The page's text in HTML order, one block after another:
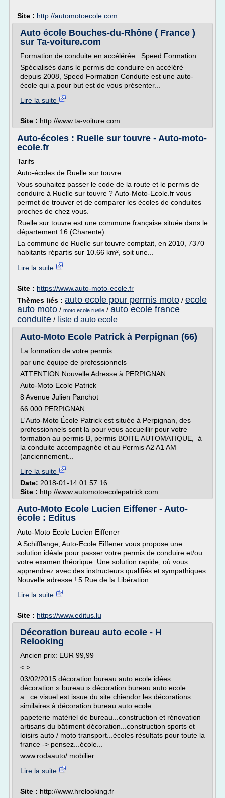
Site : http://automotoecole.com
Auto école Bouches-du-Rhône ( France )
sur Ta-voiture.com
Formation de conduite en accélérée : Speed Formation
Spécialisés dans le permis de conduire en accéléré
depuis 2008, Speed Formation Conduite est une auto-
école qui a pour but est de vous présenter...
Lire la suite
Site : http://www.ta-voiture.com
Auto-écoles : Ruelle sur touvre - Auto-moto-
ecole.fr
Tarifs
Auto-écoles de Ruelle sur touvre
Vous souhaitez passer le code de la route et le permis de
conduire à Ruelle sur touvre ? Auto-Moto-Ecole.fr vous
permet de trouver et de comparer les écoles de conduites
proches de chez vous.
Ruelle sur touvre est une commune française située dans le
département 16 (Charente).
La commune de Ruelle sur touvre comptait, en 2010, 7370
habitants répartis sur 10.66 km², soit une...
Lire la suite
Site : https://www.auto-moto-ecole.fr
Thèmes liés : auto ecole pour permis moto / ecole
auto moto / moto ecole ruelle / auto ecole france
conduite / liste d auto ecole
Auto-Moto Ecole Patrick à Perpignan (66)
La formation de votre permis
par une équipe de professionnels
ATTENTION Nouvelle Adresse à PERPIGNAN :
Auto-Moto Ecole Patrick
8 Avenue Julien Panchot
66 000 PERPIGNAN
L'Auto-Moto École Patrick est située à Perpignan, des
professionnels sont la pour vous accueillir pour votre
formation au permis B, permis BOITE AUTOMATIQUE, à
la conduite accompagnée et au Permis A2 A1 AM
(anciennement...
Lire la suite
Date: 2018-01-14 01:57:16
Site : http://www.automotoecolepatrick.com
Auto-Moto Ecole Lucien Eiffener - Auto-
école : Editus
Auto-Moto Ecole Lucien Eiffener
A Schifflange, Auto-Ecole Eiffener vous propose une
solution idéale pour passer votre permis de conduire et/ou
votre examen théorique. Une solution rapide, où vous
apprendrez avec des instructeurs qualifiés et sympathiques.
Nouvelle adresse ! 5 Rue de la Libération...
Lire la suite
Site : https://www.editus.lu
Décoration bureau auto ecole - H
Relooking
Ancien prix: EUR 99,99
< >
03/02/2015 décoration bureau auto ecole idées
décoration » bureau » décoration bureau auto ecole
a...ce visuel est issue du site chiendor les décorations
similaires à décoration bureau auto ecole
papeterie matériel de bureau...construction et rénovation
artisans du bâtiment décoration...construction sports et
loisirs auto / moto transport...écoles résultats pour toute la
france -> pensez...école...
www.rodaauto/ mobilier...
Lire la suite
Site : http://www.hrelooking.fr